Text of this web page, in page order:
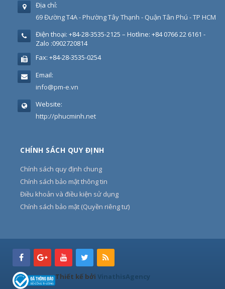
Địa chỉ:
69 Đường T4A - Phường Tây Thạnh - Quận Tân Phú - TP HCM
Điện thoại: +84-28-3535-2125 – Hotline: +84 0766 22 6161 -
Zalo :0902720814
Fax: +84-28-3535-0254
Email:
info@pm-e.vn
Website:
http://phucminh.net
CHÍNH SÁCH QUY ĐỊNH
Chính sách quy định chung
Chính sách bảo mật thông tin
Điều khoản và điều kiện sử dụng
Chính sách bảo mật (Quyền riêng tư)
Thiết kế bởi VinathisAgency